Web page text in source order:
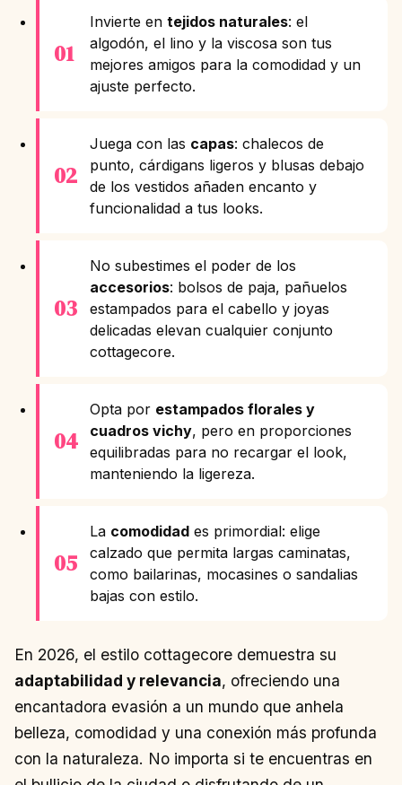
Invierte entejidos naturales: el
algodón, el lino y la viscosa son tus
mejores amigos para la comodidad y un
ajuste perfecto.
Juega con las capas: chalecos de
punto, cárdigans ligeros y blusas debajo
de los vestidos añaden encanto y
funcionalidad a tus looks.
No subestimes el poder de los
accesorios: bolsos de paja, pañuelos
estampados para el cabello y joyas
delicadas elevan cualquier conjunto
cottagecore.
Opta por estampados florales y
cuadros vichy, pero en proporciones
equilibradas para no recargar el look,
manteniendo la ligereza.
La comodidad es primordial: elige
calzado que permita largas caminatas,
como bailarinas, mocasines o sandalias
bajas con estilo.
En 2026, el estilo cottagecore demuestra su
adaptabilidad y relevancia, ofreciendo una
encantadora evasión a un mundo que anhela
belleza, comodidad y una conexión más profunda
con la naturaleza. No importa si te encuentras en